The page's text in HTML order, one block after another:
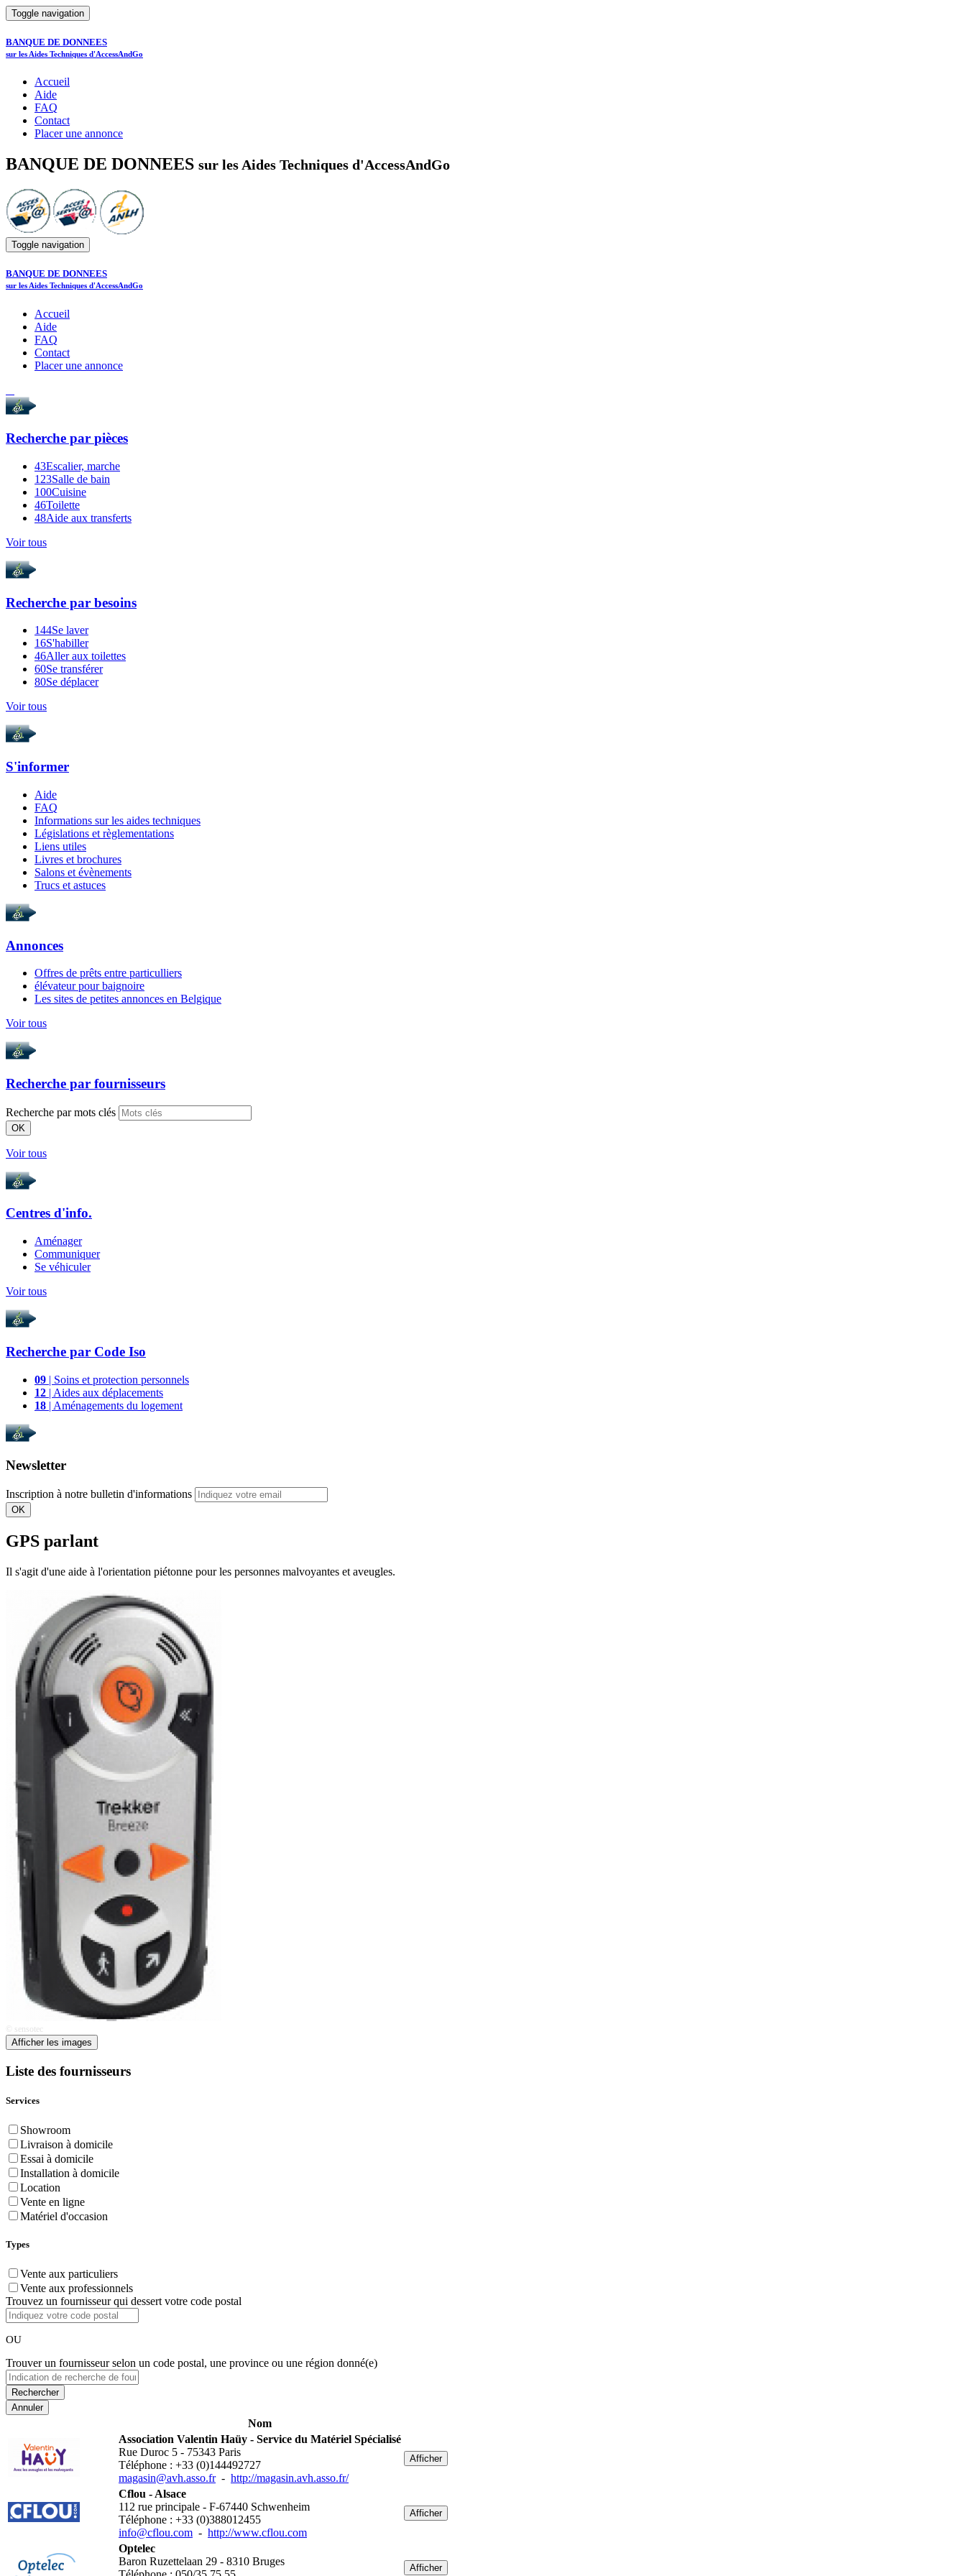
Toggle navigation
BANQUE DE DONNEES
sur les Aides Techniques d'AccessAndGo
Accueil
Aide
FAQ
Contact
Placer une annonce
BANQUE DE DONNEES sur les Aides Techniques d'AccessAndGo
Toggle navigation
BANQUE DE DONNEES
sur les Aides Techniques d'AccessAndGo
Accueil
Aide
FAQ
Contact
Placer une annonce
Recherche par pièces
43Escalier, marche
123Salle de bain
100Cuisine
46Toilette
48Aide aux transferts
Voir tous
Recherche par besoins
144Se laver
16S'habiller
46Aller aux toilettes
60Se transférer
80Se déplacer
Voir tous
S'informer
Aide
FAQ
Informations sur les aides techniques
Législations et règlementations
Liens utiles
Livres et brochures
Salons et évènements
Trucs et astuces
Annonces
Offres de prêts entre particulliers
élévateur pour baignoire
Les sites de petites annonces en Belgique
Voir tous
Recherche par fournisseurs
Recherche par mots clés
OK
Voir tous
Centres d'info.
Aménager
Communiquer
Se véhiculer
Voir tous
Recherche par Code Iso
09 | Soins et protection personnels
12 | Aides aux déplacements
18 | Aménagements du logement
Newsletter
Inscription à notre bulletin d'informations
OK
GPS parlant
Il s'agit d'une aide à l'orientation piétonne pour les personnes malvoyantes et aveugles.
© sensotec
Afficher les images
Liste des fournisseurs
Services
Showroom
Livraison à domicile
Essai à domicile
Installation à domicile
Location
Vente en ligne
Matériel d'occasion
Types
Vente aux particuliers
Vente aux professionnels
Trouvez un fournisseur qui dessert votre code postal
OU
Trouver un fournisseur selon un code postal, une province ou une région donné(e)
Annuler
Nom
Association Valentin Haüy - Service du Matériel Spécialisé
Rue Duroc 5 - 75343 Paris
Téléphone : +33 (0)144492727
magasin@avh.asso.fr- http://magasin.avh.asso.fr/
Afficher
Cflou - Alsace
112 rue principale - F-67440 Schwenheim
Téléphone : +33 (0)388012455
info@cflou.com - http://www.cflou.com
Afficher
Optelec
Baron Ruzettelaan 29 - 8310 Bruges
Afficher